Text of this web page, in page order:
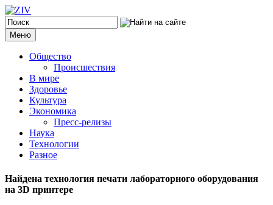
Меню
Общество
Происшествия
В мире
Здоровье
Культура
Экономика
Пресс-релизы
Наука
Технологии
Разное
Найдена технология печати лабораторного оборудования
на 3D принтере